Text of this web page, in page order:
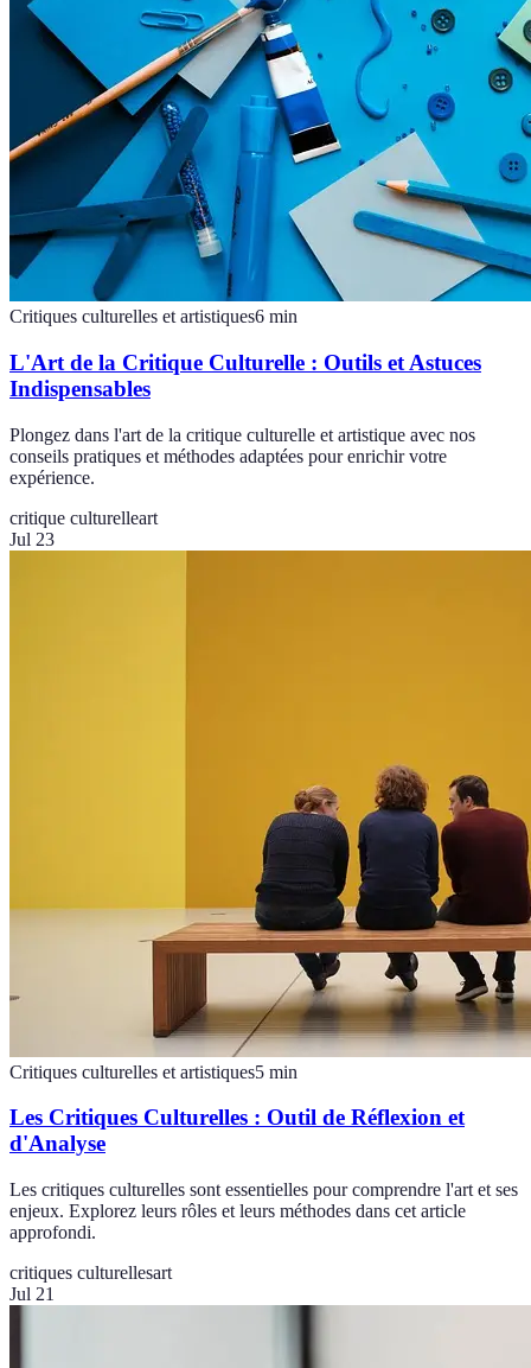
Critiques culturelles et artistiques6 min
L'Art de la Critique Culturelle : Outils et Astuces
Indispensables
Plongez dans l'art de la critique culturelle et artistique avec nos
conseils pratiques et méthodes adaptées pour enrichir votre
expérience.
critique culturelleart
Jul 23
Critiques culturelles et artistiques5 min
Les Critiques Culturelles : Outil de Réflexion et
d'Analyse
Les critiques culturelles sont essentielles pour comprendre l'art et ses
enjeux. Explorez leurs rôles et leurs méthodes dans cet article
approfondi.
critiques culturellesart
Jul 21